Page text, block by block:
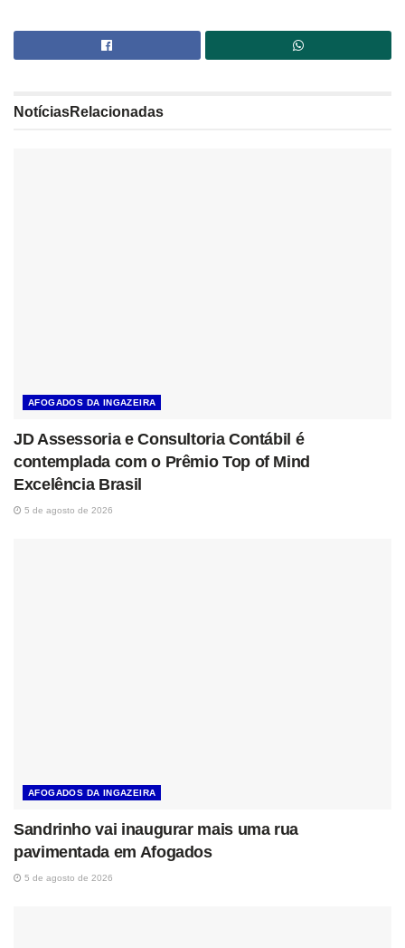
NotíciasRelacionadas
AFOGADOS DA INGAZEIRA
JD Assessoria e Consultoria Contábil é
contemplada com o Prêmio Top of Mind
Excelência Brasil
5 de agosto de 2026
AFOGADOS DA INGAZEIRA
Sandrinho vai inaugurar mais uma rua
pavimentada em Afogados
5 de agosto de 2026